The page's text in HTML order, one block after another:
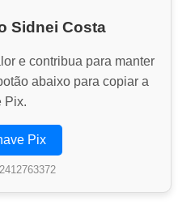
Sidnei Costa
e contribua para manter
abaixo para copiar a
Pix.
Pix